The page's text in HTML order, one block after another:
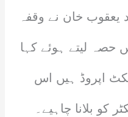
یعقوب خان نے وقفہ
حصہ لیتے ہوئے کہا
اپروڈ ہیں اس
کو بلانا چاہیے۔